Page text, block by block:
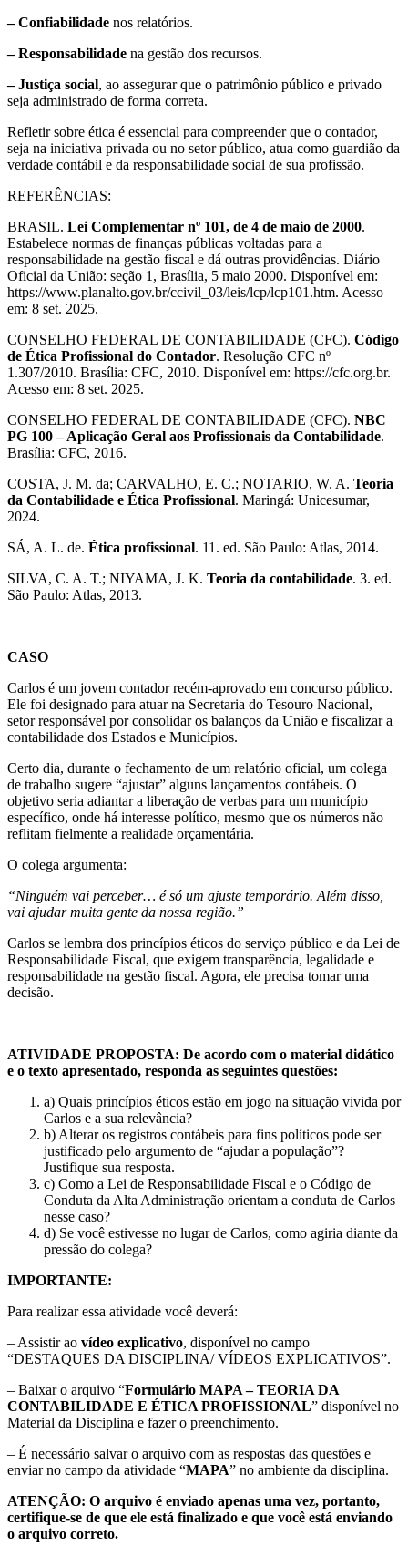
– Confiabilidade nos relatórios.
– Responsabilidade na gestão dos recursos.
– Justiça social, ao assegurar que o patrimônio público e privado
seja administrado de forma correta.
Refletir sobre ética é essencial para compreender que o contador,
seja na iniciativa privada ou no setor público, atua como guardião da
verdade contábil e da responsabilidade social de sua profissão.
REFERÊNCIAS:
BRASIL. Lei Complementar nº 101, de 4 de maio de 2000.
Estabelece normas de finanças públicas voltadas para a
responsabilidade na gestão fiscal e dá outras providências. Diário
Oficial da União: seção 1, Brasília, 5 maio 2000. Disponível em:
https://www.planalto.gov.br/ccivil_03/leis/lcp/lcp101.htm. Acesso
em: 8 set. 2025.
CONSELHO FEDERAL DE CONTABILIDADE (CFC). Código
de Ética Profissional do Contador. Resolução CFC nº
1.307/2010. Brasília: CFC, 2010. Disponível em: https://cfc.org.br.
Acesso em: 8 set. 2025.
CONSELHO FEDERAL DE CONTABILIDADE (CFC). NBC
PG 100 – Aplicação Geral aos Profissionais da Contabilidade.
Brasília: CFC, 2016.
COSTA, J. M. da; CARVALHO, E. C.; NOTARIO, W. A. Teoria
da Contabilidade e Ética Profissional. Maringá: Unicesumar,
2024.
SÁ, A. L. de. Ética profissional. 11. ed. São Paulo: Atlas, 2014.
SILVA, C. A. T.; NIYAMA, J. K. Teoria da contabilidade. 3. ed.
São Paulo: Atlas, 2013.
CASO
Carlos é um jovem contador recém-aprovado em concurso público.
Ele foi designado para atuar na Secretaria do Tesouro Nacional,
setor responsável por consolidar os balanços da União e fiscalizar a
contabilidade dos Estados e Municípios.
Certo dia, durante o fechamento de um relatório oficial, um colega
de trabalho sugere “ajustar” alguns lançamentos contábeis. O
objetivo seria adiantar a liberação de verbas para um município
específico, onde há interesse político, mesmo que os números não
reflitam fielmente a realidade orçamentária.
O colega argumenta:
“Ninguém vai perceber… é só um ajuste temporário. Além disso,
vai ajudar muita gente da nossa região.”
Carlos se lembra dos princípios éticos do serviço público e da Lei de
Responsabilidade Fiscal, que exigem transparência, legalidade e
responsabilidade na gestão fiscal. Agora, ele precisa tomar uma
decisão.
ATIVIDADE PROPOSTA: De acordo com o material didático
e o texto apresentado, responda as seguintes questões:
a) Quais princípios éticos estão em jogo na situação vivida por
Carlos e a sua relevância?
b) Alterar os registros contábeis para fins políticos pode ser
justificado pelo argumento de “ajudar a população”?
Justifique sua resposta.
c) Como a Lei de Responsabilidade Fiscal e o Código de
Conduta da Alta Administração orientam a conduta de Carlos
nesse caso?
d) Se você estivesse no lugar de Carlos, como agiria diante da
pressão do colega?
IMPORTANTE:
Para realizar essa atividade você deverá:
– Assistir ao vídeo explicativo, disponível no campo
“DESTAQUES DA DISCIPLINA/ VÍDEOS EXPLICATIVOS”.
– Baixar o arquivo “Formulário MAPA – TEORIA DA
CONTABILIDADE E ÉTICA PROFISSIONAL” disponível no
Material da Disciplina e fazer o preenchimento.
– É necessário salvar o arquivo com as respostas das questões e
enviar no campo da atividade “MAPA” no ambiente da disciplina.
ATENÇÃO: O arquivo é enviado apenas uma vez, portanto,
certifique-se de que ele está finalizado e que você está enviando
o arquivo correto.